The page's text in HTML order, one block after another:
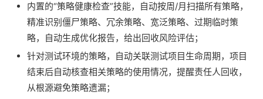
内置的“策略健康检查”技能，自动按周/月扫描所有策略，
精准识别僵尸策略、冗余策略、宽泛策略、过期临时策
略，自动生成优化报告，给出回收风险评估；
针对测试环境的策略，自动关联测试项目生命周期，项目
结束后自动核查相关策略的使用情况，提醒责任人回收，
从根源避免策略遗漏；